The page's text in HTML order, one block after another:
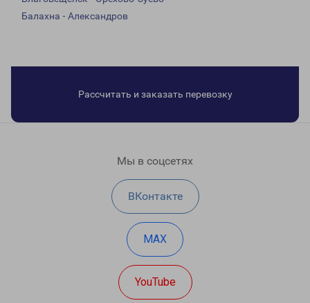
Балахна - Александров
Рассчитать и заказать перевозку
Мы в соцсетях
ВКонтакте
MAX
YouTube